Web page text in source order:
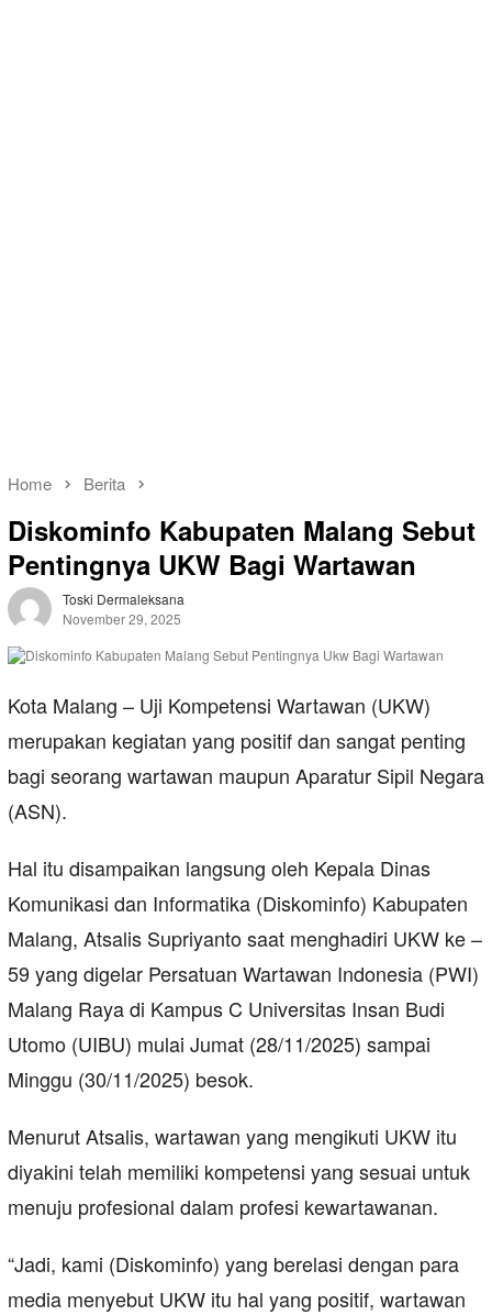
Home Berita
Diskominfo Kabupaten Malang Sebut
Pentingnya UKW Bagi Wartawan
Toski Dermaleksana
November 29, 2025
Kota Malang – Uji Kompetensi Wartawan (UKW)
merupakan kegiatan yang positif dan sangat penting
bagi seorang wartawan maupun Aparatur Sipil Negara
(ASN).
Hal itu disampaikan langsung oleh Kepala Dinas
Komunikasi dan Informatika (Diskominfo) Kabupaten
Malang, Atsalis Supriyanto saat menghadiri UKW ke –
59 yang digelar Persatuan Wartawan Indonesia (PWI)
Malang Raya di Kampus C Universitas Insan Budi
Utomo (UIBU) mulai Jumat (28/11/2025) sampai
Minggu (30/11/2025) besok.
Menurut Atsalis, wartawan yang mengikuti UKW itu
diyakini telah memiliki kompetensi yang sesuai untuk
menuju profesional dalam profesi kewartawanan.
“Jadi, kami (Diskominfo) yang berelasi dengan para
media menyebut UKW itu hal yang positif, wartawan